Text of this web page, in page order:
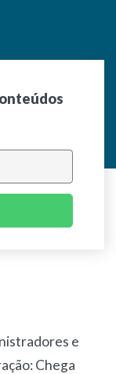
e
Chega